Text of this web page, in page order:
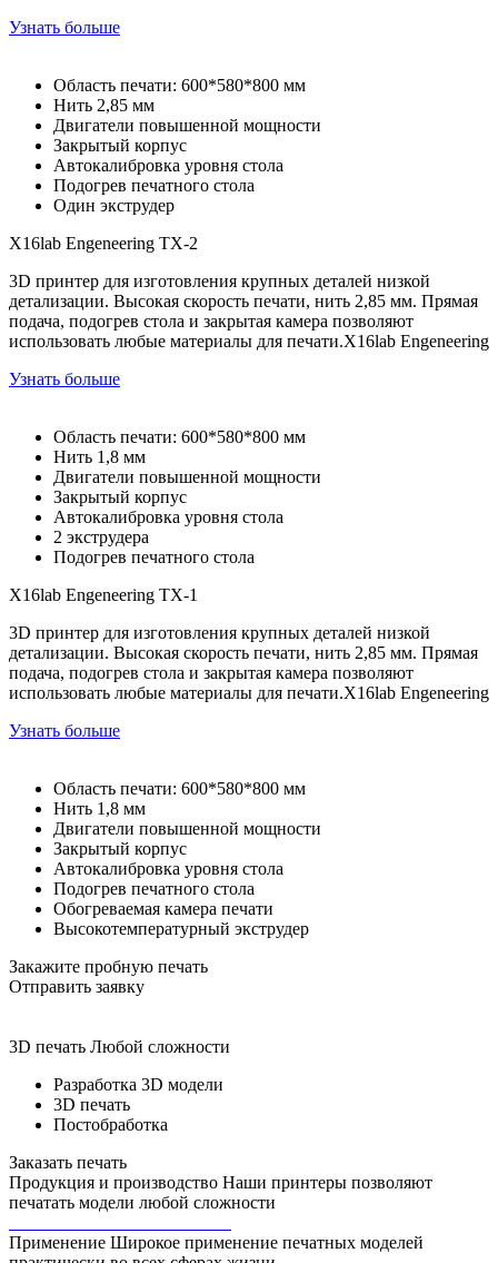
Узнать больше
Область печати: 600*580*800 мм
Нить 2,85 мм
Двигатели повышенной мощности
Закрытый корпус
Автокалибровка уровня стола
Подогрев печатного стола
Один экструдер
X16lab Engeneering TX-2
3D принтер для изготовления крупных деталей низкой
детализации. Высокая скорость печати, нить 2,85 мм. Прямая
подача, подогрев стола и закрытая камера позволяют
использовать любые материалы для печати.X16lab Engeneering
Узнать больше
Область печати: 600*580*800 мм
Нить 1,8 мм
Двигатели повышенной мощности
Закрытый корпус
Автокалибровка уровня стола
2 экструдера
Подогрев печатного стола
X16lab Engeneering TX-1
3D принтер для изготовления крупных деталей низкой
детализации. Высокая скорость печати, нить 2,85 мм. Прямая
подача, подогрев стола и закрытая камера позволяют
использовать любые материалы для печати.X16lab Engeneering
Узнать больше
Область печати: 600*580*800 мм
Нить 1,8 мм
Двигатели повышенной мощности
Закрытый корпус
Автокалибровка уровня стола
Подогрев печатного стола
Обогреваемая камера печати
Высокотемпературный экструдер
Закажите пробную печать
Отправить заявку
3D печать Любой сложности
Разработка 3D модели
3D печать
Постобработка
Заказать печать
Продукция и производство Наши принтеры позволяют
печатать модели любой сложности
Применение Широкое применение печатных моделей